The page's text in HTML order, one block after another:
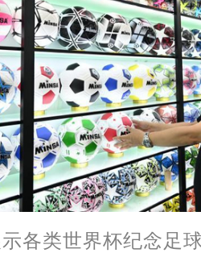
各类世界杯纪念足